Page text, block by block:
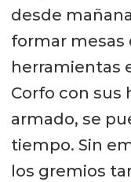
desde
formar mesas
herramientas
Corfo con sus
armado, se
tiempo. Sin
los gremios